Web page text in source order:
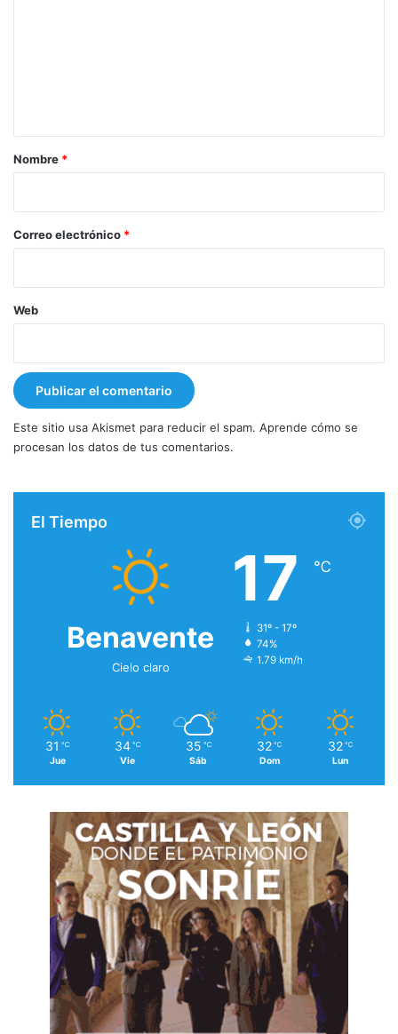
r
*
Nombre *
Correo electrónico *
Web
Este sitio usa Akismet para reducir el spam. Aprende cómo se
procesan los datos de tus comentarios.
El Tiempo
Benavente
Cielo claro
17 ℃
31º - 17º
74%
1.79 km/h
31 ℃
Jue
34 ℃
Vie
35 ℃
Sáb
32 ℃
Dom
32 ℃
Lun